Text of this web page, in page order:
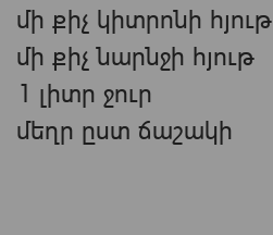
մի քիչ կիտրոնի հյութ
մի քիչ նարնջի հյութ
1 լիտր ջուր
մեղր ըստ ճաշակի